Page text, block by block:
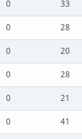
0
33
0
28
0
20
0
28
0
21
0
41